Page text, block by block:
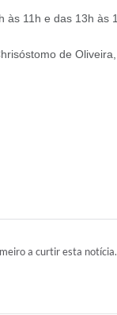
às 11h e das 13h às
de
a curtir esta notícia.